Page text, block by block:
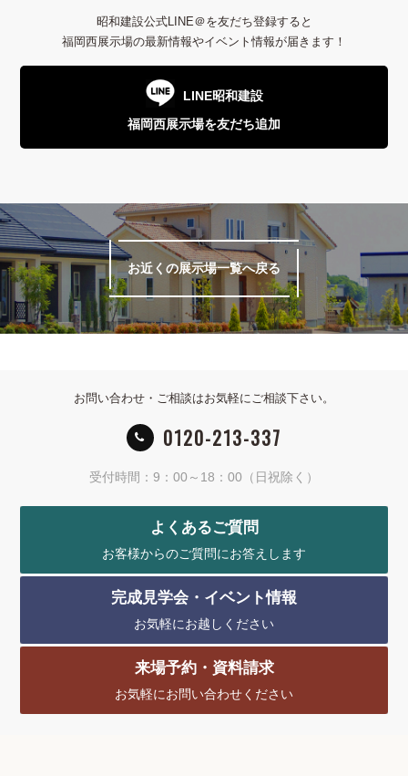
昭和建設公式LINE＠を友だち登録すると
福岡西展示場の最新情報やイベント情報が届きます！
LINE昭和建設
福岡西展示場を友だち追加
お近くの展示場一覧へ戻る
お問い合わせ・ご相談はお気軽にご相談下さい。
0120-213-337
受付時間：9：00～18：00（日祝除く）
よくあるご質問
お客様からのご質問にお答えします
完成見学会・イベント情報
お気軽にお越しください
来場予約・資料請求
お気軽にお問い合わせください